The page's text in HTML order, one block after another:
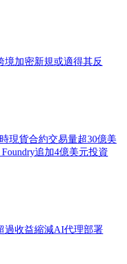
境加密新規或適得其反
現貨合約交易量超30億美
Foundry追加4億美元投資
過收益縮減AI代理部署